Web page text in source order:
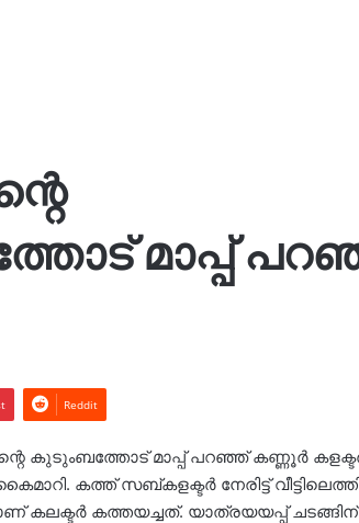
മാപ്പ്
Reddit
കുടുംബത്തോട് മാപ്പ് പറഞ്ഞ് കണ്ണൂര്‍
കത്ത് സബ്കളക്ടര്‍ നേരിട്ട്
കലക്ടർ കത്തയച്ചത്. യാത്രയയപ്പ്